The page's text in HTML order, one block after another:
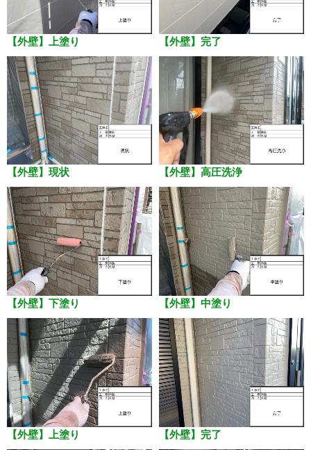
【外壁】上塗り 【外壁】完了
【外壁】現状 【外壁】高圧洗浄
【外壁】下塗り 【外壁】中塗り
【外壁】上塗り 【外壁】完了